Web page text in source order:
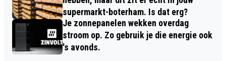
supermarkt-boterham. Is dat erg?
Je zonnepanelen wekken overdag
stroom op. Zo gebruik je die energie ook
's avonds.